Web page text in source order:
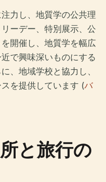
力し、地質学の公共理
ーデー、特別展示、公
開催し、地質学を幅広
で興味深いものにする
、地域学校と協力し、
を提供しています (バ
と旅行の